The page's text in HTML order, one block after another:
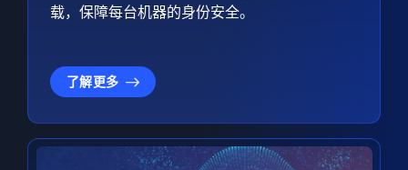
载，保障每台机器的身份安全。
了解更多